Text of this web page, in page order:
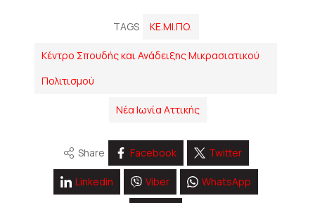
TAGS ΚΕ.ΜΙ.ΠΟ.
Κέντρο Σπουδής και Ανάδειξης Μικρασιατικού
Πολιτισμού
Νέα Ιωνία Αττικής
Share Facebook Twitter
Linkedin Viber WhatsApp